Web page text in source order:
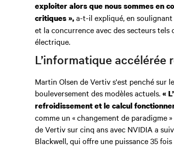
exploiter alors que nous sommes en
critiques »,a-t-il expliqué, en soulignant
et la concurrence avec des secteurs tels
électrique.
L’informatique
Martin Olsen de Vertiv s'est penché sur
bouleversement des modèles actuels.«
refroidissement et le calcul
comme un « changement de paradigme
de Vertiv sur cinq ans avec NVIDIA a
Blackwell, qui offre une puissance 35